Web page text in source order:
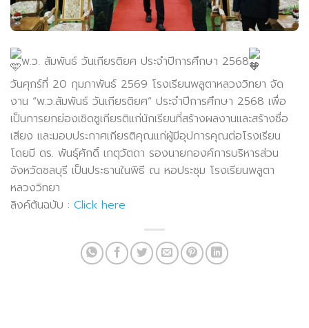
พ.ว. สัมพันธ์ วันเกียรติยศ ประจำปีการศึกษา 2568
วันศุกร์ที่ 20 กุมภาพันธ์ 2569 โรงเรียนพลูตาหลวงวิทยา จัด
งาน “พ.ว.สัมพันธ์ วันเกียรติยศ” ประจำปีการศึกษา 2568 เพื่อ
เป็นการยกย่องเชิดชูเกียรติแก่นักเรียนที่สร้างผลงานและสร้างชื่อ
เสียง และมอบประกาศเกียรติคุณแก่ผู้มีอุปการคุณต่อโรงเรียน
โดยมี ดร. พันธุ์ศักดิ์ เกตุวัตถา รองนายกองค์การบริหารส่วน
จังหวัดชลบุรี เป็นประธานในพิธี ณ หอประชุม โรงเรียนพลูตา
หลวงวิทยา
ลิงค์ต้นฉบับ : Click here